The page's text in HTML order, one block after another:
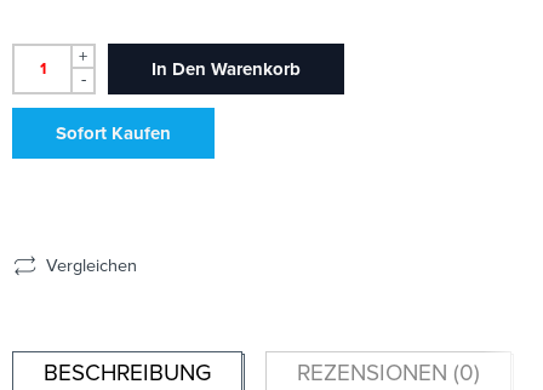
+
-
In Den Warenkorb
Sofort Kaufen
Vergleichen
BESCHREIBUNG REZENSIONEN (0)